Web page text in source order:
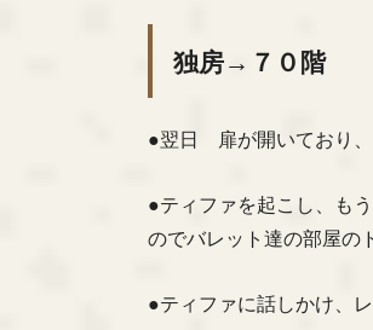
独房→７０階
●翌日 扉が開いており、
●ティファを起こし、も
のでバレット達の部屋の
●ティファに話しかけ、